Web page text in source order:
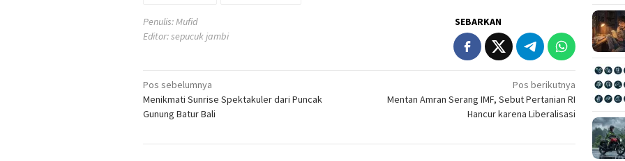
Penulis: Mufid
Editor: sepucuk jambi
SEBARKAN
Navigasi
pos
Pos sebelumnya
Menikmati Sunrise Spektakuler dari Puncak
Gunung Batur Bali
Pos berikutnya
Mentan Amran Serang IMF, Sebut Pertanian RI
Hancur karena Liberalisasi